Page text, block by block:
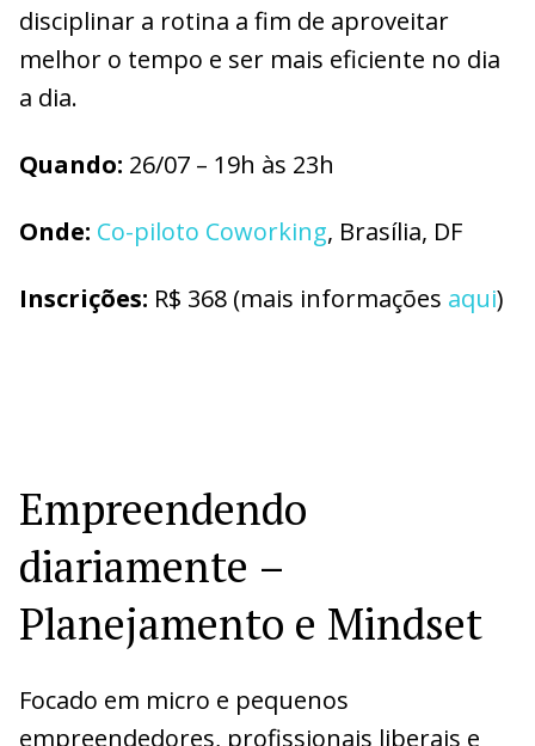
disciplinar a rotina a fim de aproveitar
melhor o tempo e ser mais eficiente no dia
a dia.
Quando: 26/07 – 19h às 23h
Onde: Co-piloto Coworking, Brasília, DF
Inscrições: R$ 368 (mais informações aqui)
Empreendendo
diariamente –
Planejamento e Mindset
Focado em micro e pequenos
empreendedores, profissionais liberais e